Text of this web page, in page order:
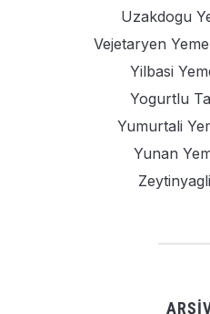
Uzakdogu
Vejetaryen
Yilbasi
Yogurtlu
Yumurtali
Yunan